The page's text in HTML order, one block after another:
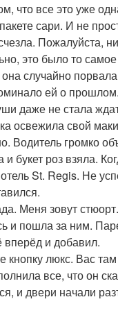
что все это уже
сари. И не
Пожалуйста,
это было то
случайно
ей о
даже не стала
освежила свой
Водитель громко
букет роз взяла.
St. Regis. Не
Меня зовут
и пошла за ним.
вперёд и добавил.
люкс. Вас там
все, что он
и двери начали